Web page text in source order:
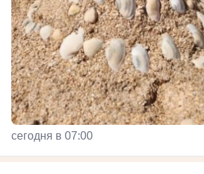
сегодня в 07:00